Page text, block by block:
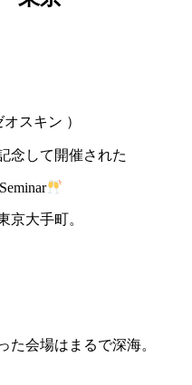
スキン ）
念して開催された
京大手町。
た会場はまるで深海。